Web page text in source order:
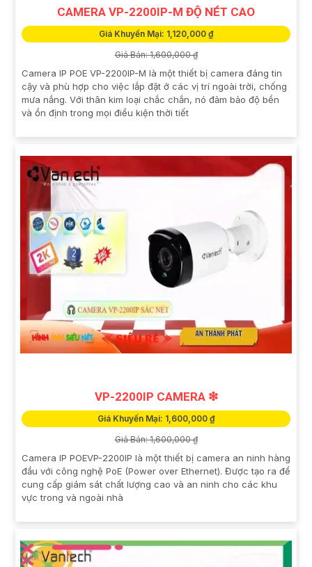
CAMERA VP-2200IP-M ĐỘ NÉT CAO
Giá Khuyến Mại: 1,120,000 ₫
Giá Bán: 1,600,000 ₫
Camera IP POE VP-2200IP-M là một thiết bị camera đáng tin
cậy và phù hợp cho việc lắp đặt ở các vị trí ngoài trời, chống
mưa nắng. Với thân kim loại chắc chắn, nó đảm bảo độ bền
và ổn định trong mọi điều kiện thời tiết
VP-2200IP CAMERA ❇
Giá Khuyến Mại: 1,600,000 ₫
Giá Bán: 1,600,000 ₫
Camera IP POEVP-2200IP là một thiết bị camera an ninh hàng
đầu với công nghệ PoE (Power over Ethernet). Được tạo ra để
cung cấp giám sát chất lượng cao và an ninh cho các khu
vực trong và ngoài nhà